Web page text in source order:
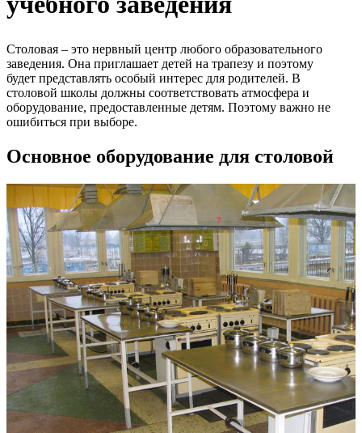
Столовая – это нервный центр любого образовательного
заведения. Она приглашает детей на трапезу и поэтому
будет представлять особый интерес для родителей. В
столовой школы должны соответствовать атмосфера и
оборудование, предоставленные детям. Поэтому важно не
ошибиться при выборе.
Основное оборудование для столовой